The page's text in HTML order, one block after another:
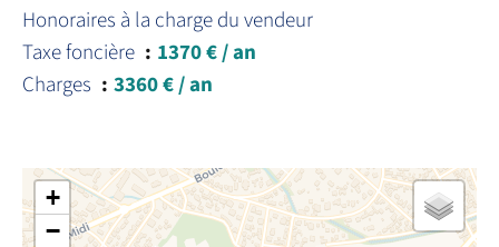
Honoraires à la charge du vendeur
Taxe foncière
1370 € / an
Charges
3360 € / an
+
−